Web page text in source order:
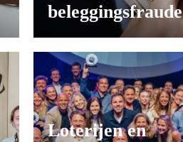
beleggingsfraude
Loterijen en